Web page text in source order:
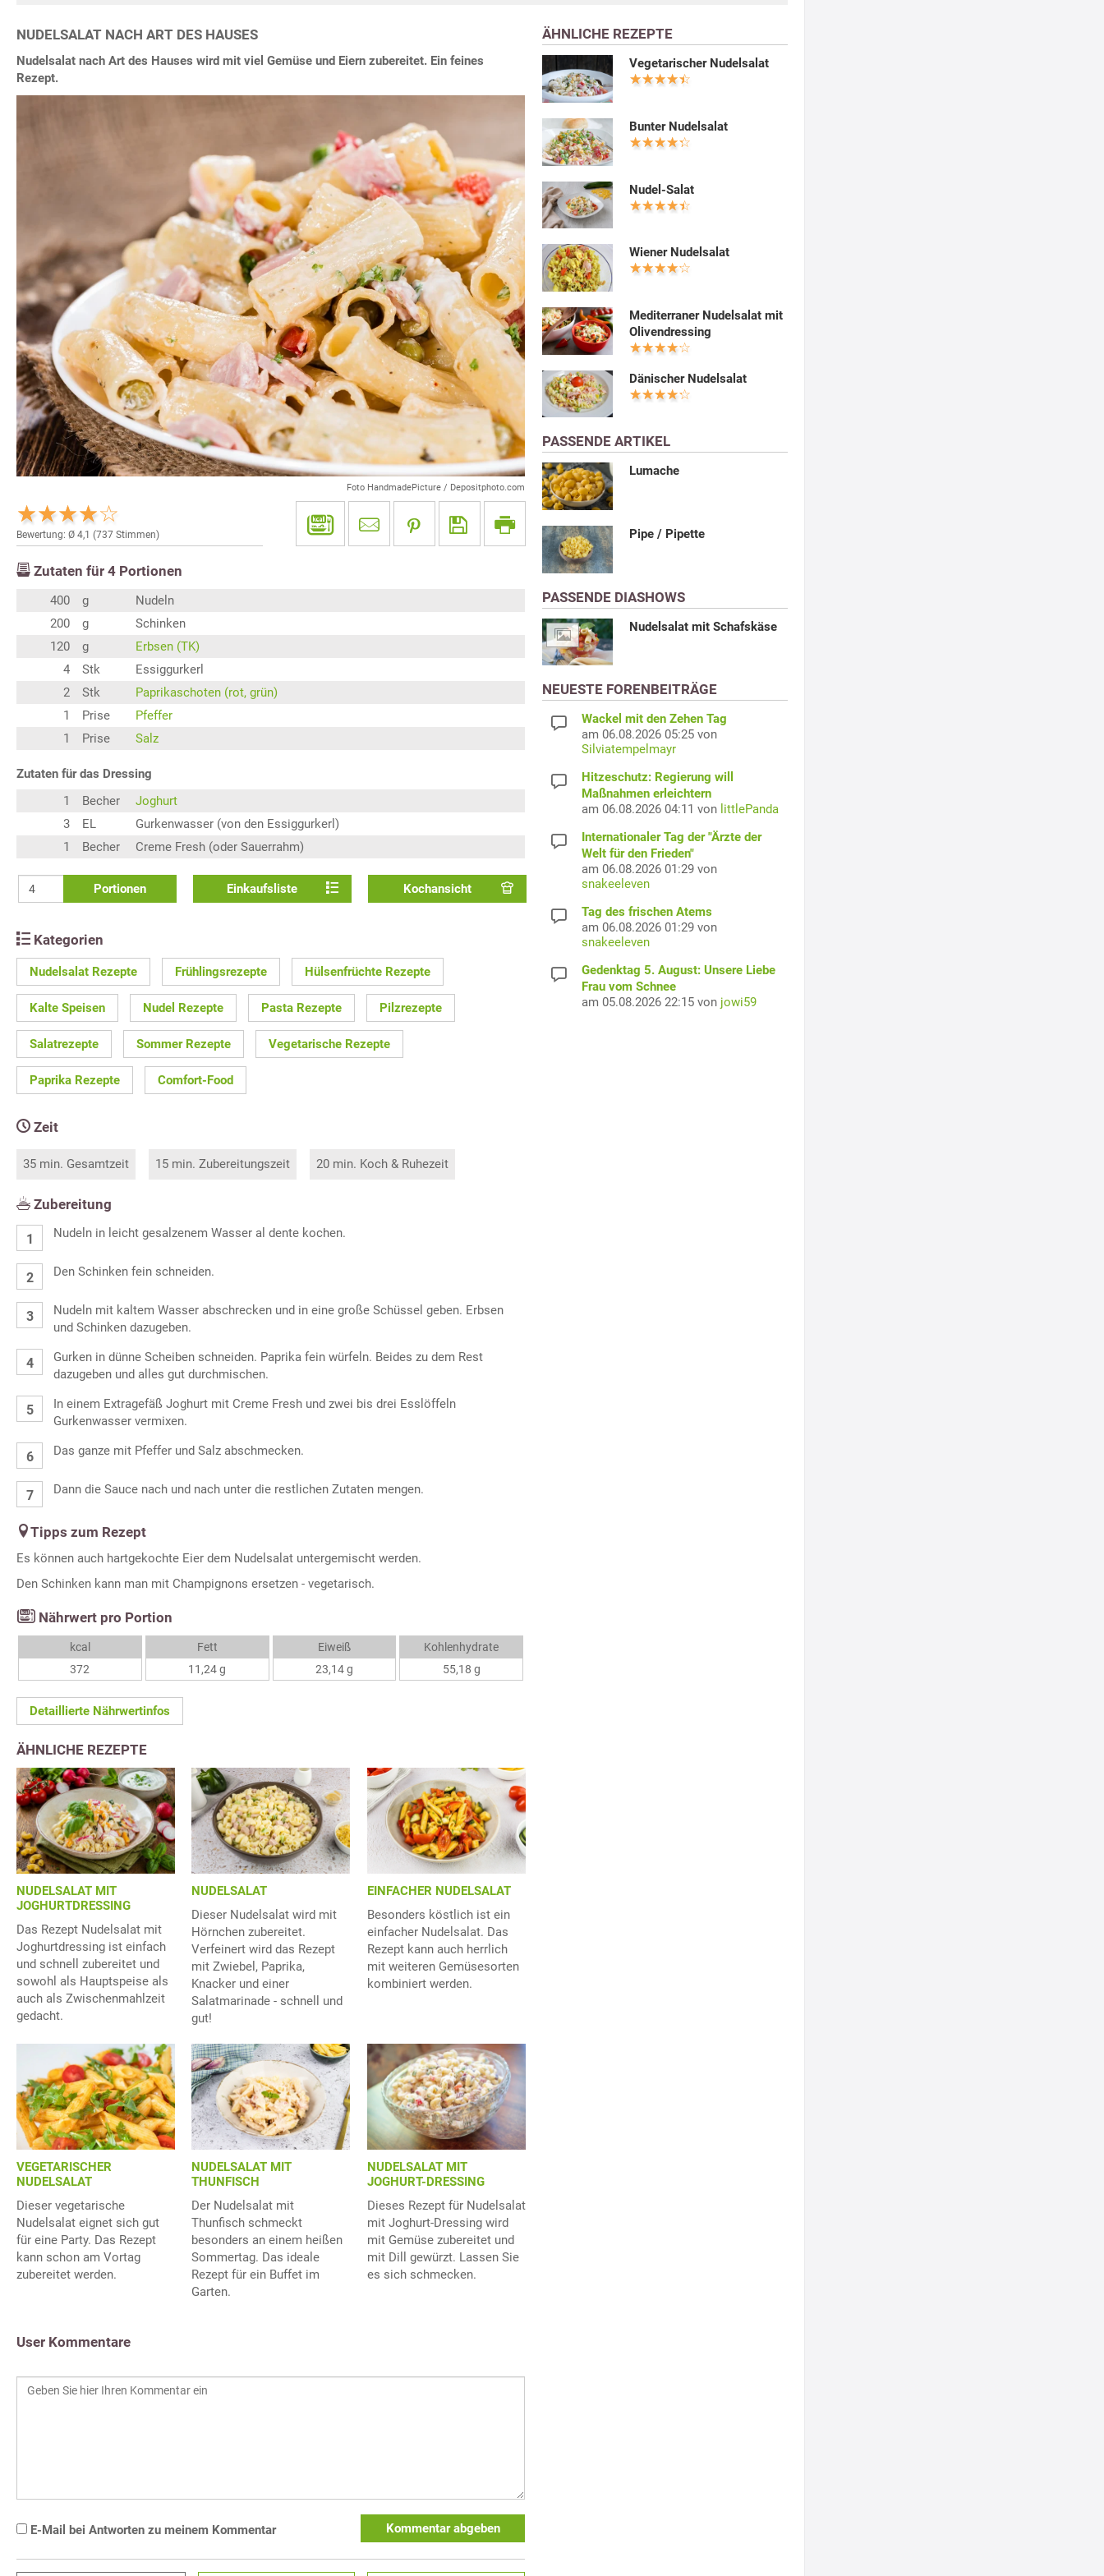
NUDELSALAT NACH ART DES HAUSES
Nudelsalat nach Art des Hauses wird mit viel Gemüse und Eiern zubereitet. Ein feines
Rezept.
Foto HandmadePicture / Depositphoto.com
Bewertung: Ø 4,1 (737 Stimmen)
Zutaten für 4 Portionen
400 g
Nudeln
200
g
Schinken
120
g
Erbsen (TK)
4
Stk
Essiggurkerl
2
Stk
Paprikaschoten (rot, grün)
1
Prise
Pfeffer
1
Prise Salz
Zutaten für das Dressing
1
Becher
Joghurt
3
EL
Gurkenwasser (von den Essiggurkerl)
1
Becher Creme Fresh (oder Sauerrahm)
Portionen Einkaufsliste Kochansicht
Kategorien
Nudelsalat Rezepte Frühlingsrezepte Hülsenfrüchte Rezepte
Kalte Speisen Nudel Rezepte Pasta Rezepte Pilzrezepte
Salatrezepte Sommer Rezepte Vegetarische Rezepte
Paprika Rezepte Comfort-Food
Zeit
35 min. Gesamtzeit 15 min. Zubereitungszeit 20 min. Koch & Ruhezeit
Zubereitung
Nudeln in leicht gesalzenem Wasser al dente kochen.
Den Schinken fein schneiden.
Nudeln mit kaltem Wasser abschrecken und in eine große Schüssel geben. Erbsen
und Schinken dazugeben.
Gurken in dünne Scheiben schneiden. Paprika fein würfeln. Beides zu dem Rest
dazugeben und alles gut durchmischen.
In einem Extragefäß Joghurt mit Creme Fresh und zwei bis drei Esslöffeln
Gurkenwasser vermixen.
Das ganze mit Pfeffer und Salz abschmecken.
Dann die Sauce nach und nach unter die restlichen Zutaten mengen.
Tipps zum Rezept
Es können auch hartgekochte Eier dem Nudelsalat untergemischt werden.
Den Schinken kann man mit Champignons ersetzen - vegetarisch.
Nährwert pro Portion
kcal
372
Fett
11,24 g
Eiweiß
23,14 g
Kohlenhydrate
55,18 g
Detaillierte Nährwertinfos
ÄHNLICHE REZEPTE
NUDELSALAT MIT
JOGHURTDRESSING
Das Rezept Nudelsalat mit
Joghurtdressing ist einfach
und schnell zubereitet und
sowohl als Hauptspeise als
auch als Zwischenmahlzeit
gedacht.
NUDELSALAT
Dieser Nudelsalat wird mit
Hörnchen zubereitet.
Verfeinert wird das Rezept
mit Zwiebel, Paprika,
Knacker und einer
Salatmarinade - schnell und
gut!
EINFACHER NUDELSALAT
Besonders köstlich ist ein
einfacher Nudelsalat. Das
Rezept kann auch herrlich
mit weiteren Gemüsesorten
kombiniert werden.
VEGETARISCHER
NUDELSALAT
Dieser vegetarische
Nudelsalat eignet sich gut
für eine Party. Das Rezept
kann schon am Vortag
zubereitet werden.
NUDELSALAT MIT
THUNFISCH
Der Nudelsalat mit
Thunfisch schmeckt
besonders an einem heißen
Sommertag. Das ideale
Rezept für ein Buffet im
Garten.
NUDELSALAT MIT
JOGHURT-DRESSING
Dieses Rezept für Nudelsalat
mit Joghurt-Dressing wird
mit Gemüse zubereitet und
mit Dill gewürzt. Lassen Sie
es sich schmecken.
User Kommentare
E-Mail bei Antworten zu meinem Kommentar Kommentar abgeben
ÄHNLICHE REZEPTE
Vegetarischer Nudelsalat
Bunter Nudelsalat
Nudel-Salat
Wiener Nudelsalat
Mediterraner Nudelsalat mit
Olivendressing
Dänischer Nudelsalat
PASSENDE ARTIKEL
Lumache
Pipe / Pipette
PASSENDE DIASHOWS
Nudelsalat mit Schafskäse
NEUESTE FORENBEITRÄGE
Wackel mit den Zehen Tag
am 06.08.2026 05:25 von
Silviatempelmayr
Hitzeschutz: Regierung will
Maßnahmen erleichtern
am 06.08.2026 04:11 von littlePanda
Internationaler Tag der "Ärzte der
Welt für den Frieden"
am 06.08.2026 01:29 von
snakeeleven
Tag des frischen Atems
am 06.08.2026 01:29 von
snakeeleven
Gedenktag 5. August: Unsere Liebe
Frau vom Schnee
am 05.08.2026 22:15 von jowi59